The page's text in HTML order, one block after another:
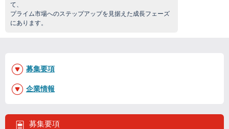
て、
プライム市場へのステップアップを見据えた成長フェーズ
にあります。
募集要項
募集要項
企業情報